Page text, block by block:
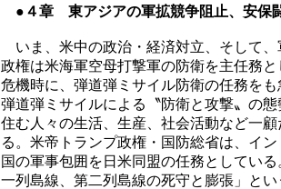
●４章 東アジアの軍拡競争阻止、安保
いま、米中の政治・経済対立、そして
政権は米海軍空母打撃軍の防衛を主任務
危機時に、弾道弾ミサイル防衛の任務を
弾道弾ミサイルによる〝防衛と攻撃〟の
住む人々の生活、生産、社会活動など一
る。米帝トランプ政権・国防総省は、イ
国の軍事包囲を日米同盟の任務としてい
一列島線、第二列島線の死守と膨張」と